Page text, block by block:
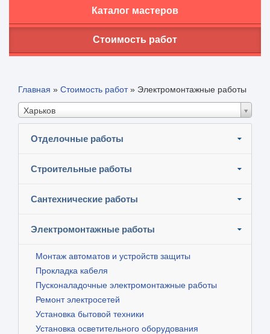
Каталог мастеров
Стоимость работ
Главная » Стоимость работ» Электромонтажные работы
Харьков
Отделочные работы
Строительные работы
Сантехнические работы
Электромонтажные работы
Монтаж автоматов и устройств защиты
Прокладка кабеля
Пусконаладочные электромонтажные работы
Ремонт электросетей
Установка бытовой техники
Установка осветительного оборудования